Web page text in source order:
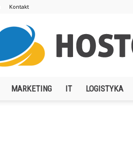
Kontakt
MARKETING IT LOGISTYKA